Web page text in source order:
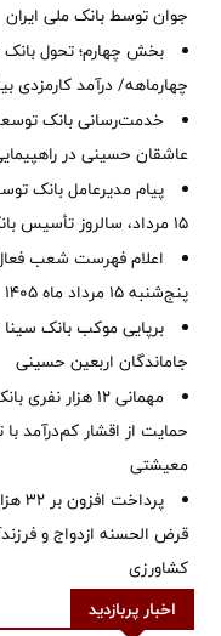
جوان توسط بانک ملی ایران
بخش چهارم؛ تحول بانک
چهارماهه/ درآمد کارمزدی بیش از ۴.۵
خدمت‌رسانی بانک
عاشقان حسینی در
پیام مدیرعامل بانک
15 مرداد، سالروز تأسیس بانک
اعلام فهرست شعب
پنج‌شنبه 15 مرداد ماه 1405
برپایی موکب بانک
جاماندگان اربعین حسینی
مهمانی ۱۲ هزار
حمایت از اقشار کم‌درآمد
معیشتی
قرض الحسنه ازدواج و
کشاورزی
اخبار پربازدید